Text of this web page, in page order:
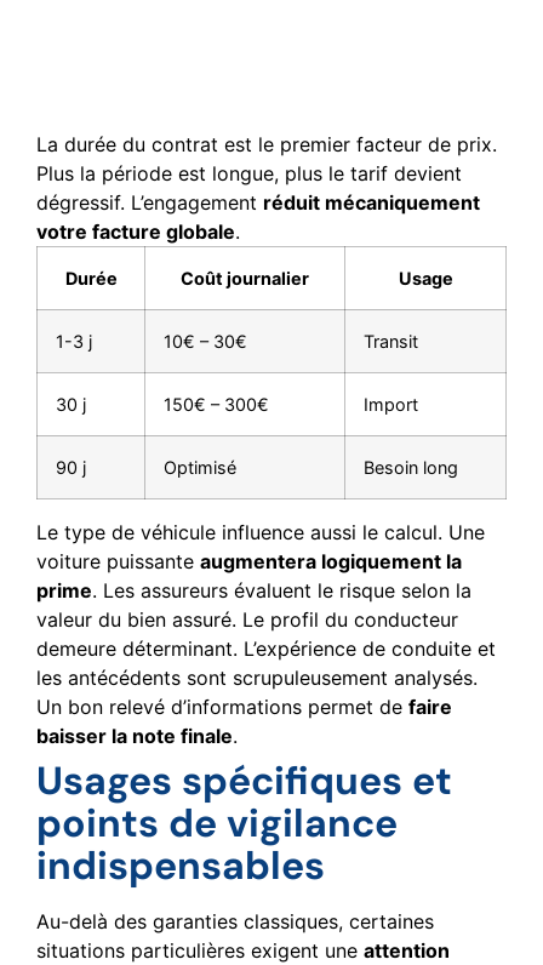
La durée du contrat est le premier facteur de prix.
Plus la période est longue, plus le tarif devient
dégressif. L’engagement réduit mécaniquement
votre facture globale.
Durée Coût journalier Usage
1-3 j 10€ – 30€ Transit
30 j 150€ – 300€ Import
90 j Optimisé Besoin long
Le type de véhicule influence aussi le calcul. Une
voiture puissante augmentera logiquement la
prime. Les assureurs évaluent le risque selon la
valeur du bien assuré. Le profil du conducteur
demeure déterminant. L’expérience de conduite et
les antécédents sont scrupuleusement analysés.
Un bon relevé d’informations permet de faire
baisser la note finale.
Usages spécifiques et
points de vigilance
indispensables
Au-delà des garanties classiques, certaines
situations particulières exigent une attention